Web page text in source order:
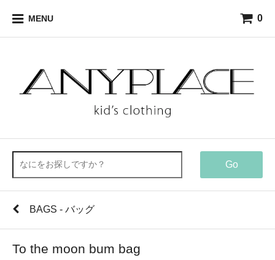
MENU 0
Go
BAGS - バッグ
To the moon bum bag